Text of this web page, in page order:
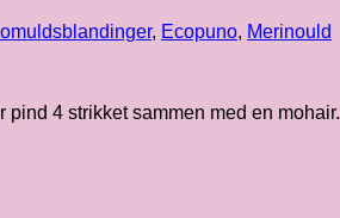
, Ecopuno, Merinould
4 strikket sammen med en mohair.